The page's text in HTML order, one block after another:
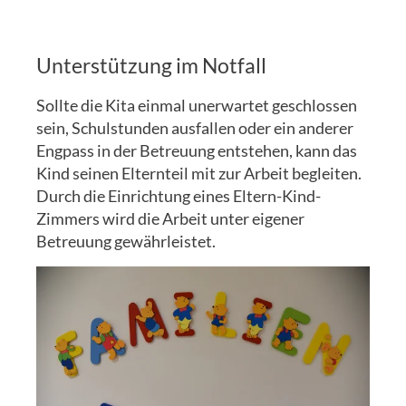
Unterstützung im Notfall
Sollte die Kita einmal unerwartet geschlossen
sein, Schulstunden ausfallen oder ein anderer
Engpass in der Betreuung entstehen, kann das
Kind seinen Elternteil mit zur Arbeit begleiten.
Durch die Einrichtung eines Eltern-Kind-
Zimmers wird die Arbeit unter eigener
Betreuung gewährleistet.